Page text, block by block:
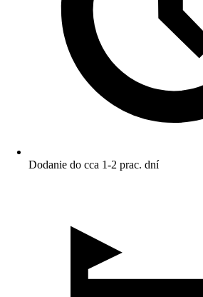
Dodanie do cca 1-2 prac. dní